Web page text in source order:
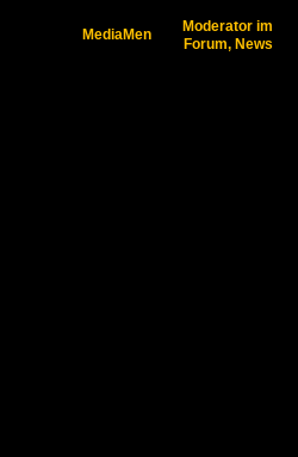
MediaMen
Moderator im
Forum, News